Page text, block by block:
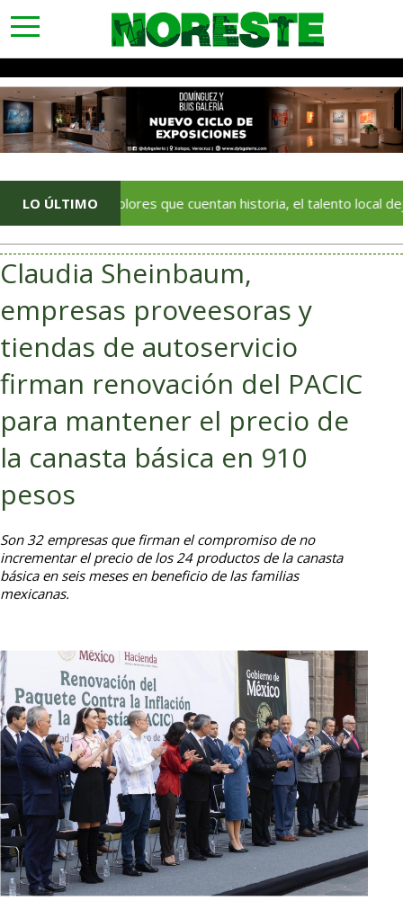
toggle
navigation
LO ÚLTIMO
Con colores que cuentan historia, el talento local deja huella
Claudia Sheinbaum,
empresas proveesoras y
tiendas de autoservicio
firman renovación del PACIC
para mantener el precio de
la canasta básica en 910
pesos
Son 32 empresas que firman el compromiso de no
incrementar el precio de los 24 productos de la canasta
básica en seis meses en beneficio de las familias
mexicanas.